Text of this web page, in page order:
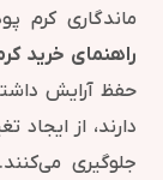
ماندگاری کرم
راهنمای خرید
حفظ آرایش
دارند، از
جلوگیری